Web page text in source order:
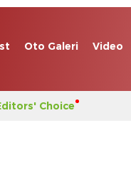
Oto Galeri Video
Choice